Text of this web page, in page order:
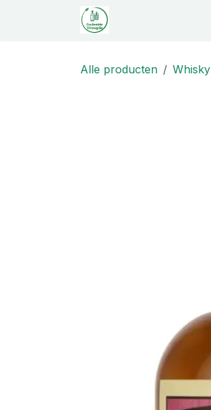
Overslaan naar inhoud
Alle producten Whisky